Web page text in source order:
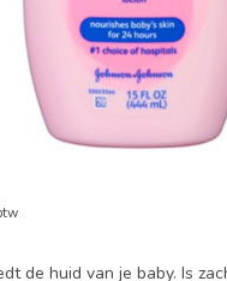
de huid van je baby. Is